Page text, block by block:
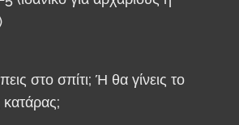
στο σπίτι; Ή θα γίνεις το